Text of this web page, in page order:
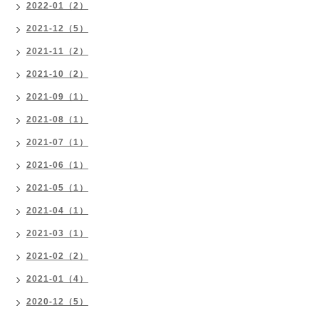
2022-01（2）
2021-12（5）
2021-11（2）
2021-10（2）
2021-09（1）
2021-08（1）
2021-07（1）
2021-06（1）
2021-05（1）
2021-04（1）
2021-03（1）
2021-02（2）
2021-01（4）
2020-12（5）